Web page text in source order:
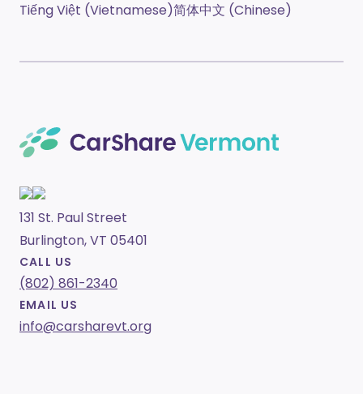
Tiếng Việt (Vietnamese)简体中文 (Chinese)
131 St. Paul Street
Burlington, VT 05401
CALL US
(802) 861-2340
EMAIL US
info@carsharevt.org